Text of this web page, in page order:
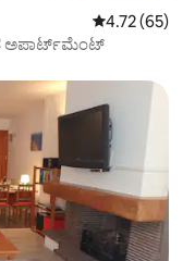
5 ರಲ್ಲಿ 4.72
4.72 (65)
ಅಪಾರ್ಟ್‌ಮೆಂಟ್